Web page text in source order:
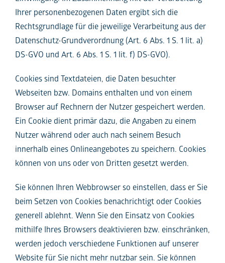
Ihrer personenbezogenen Daten ergibt sich die
Rechtsgrundlage für die jeweilige Verarbeitung aus der
Datenschutz-Grundverordnung (Art. 6 Abs. 1 S. 1 lit. a)
DS-GVO und Art. 6 Abs. 1 S. 1 lit. f) DS-GVO).
Cookies sind Textdateien, die Daten besuchter
Webseiten bzw. Domains enthalten und von einem
Browser auf Rechnern der Nutzer gespeichert werden.
Ein Cookie dient primär dazu, die Angaben zu einem
Nutzer während oder auch nach seinem Besuch
innerhalb eines Onlineangebotes zu speichern. Cookies
können von uns oder von Dritten gesetzt werden.
Sie können Ihren Webbrowser so einstellen, dass er Sie
beim Setzen von Cookies benachrichtigt oder Cookies
generell ablehnt. Wenn Sie den Einsatz von Cookies
mithilfe Ihres Browsers deaktivieren bzw. einschränken,
werden jedoch verschiedene Funktionen auf unserer
Website für Sie nicht mehr nutzbar sein. Sie können